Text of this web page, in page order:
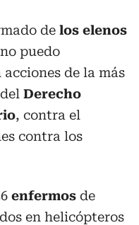
de los elenos
puedo
de la más
Derecho
, contra el
contra los
enfermos de
en helicópteros